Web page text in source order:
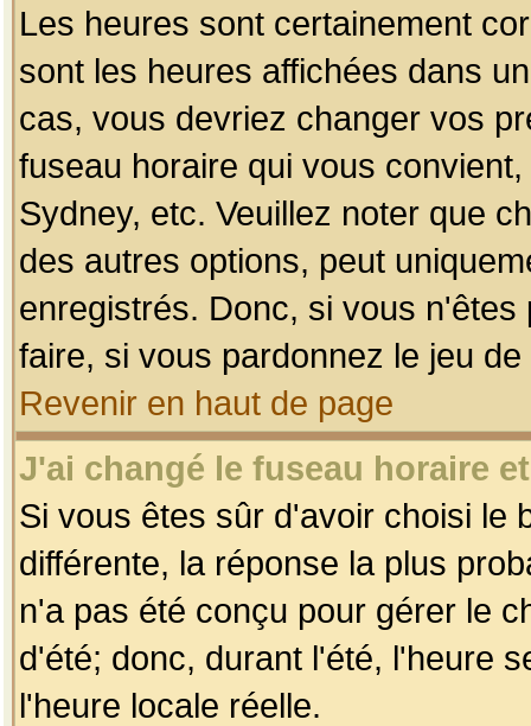
Les heures sont certainement
sont les heures affichées dans
cas, vous devriez changer vos
fuseau horaire qui vous
Sydney, etc. Veuillez noter que
des autres options, peut
enregistrés. Donc, si vous
faire, si vous pardonnez le jeu
Revenir en haut de page
J'ai changé le fuseau horaire
Si vous êtes sûr d'avoir choisi le
différente, la réponse la plus
n'a pas été conçu pour gérer le
d'été; donc, durant l'été, l'heure
l'heure locale réelle.